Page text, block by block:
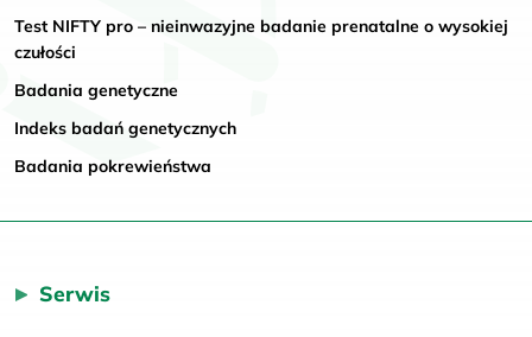
Test NIFTY pro – nieinwazyjne badanie prenatalne o wysokiej
czułości
Badania genetyczne
Indeks badań genetycznych
Badania pokrewieństwa
Serwis